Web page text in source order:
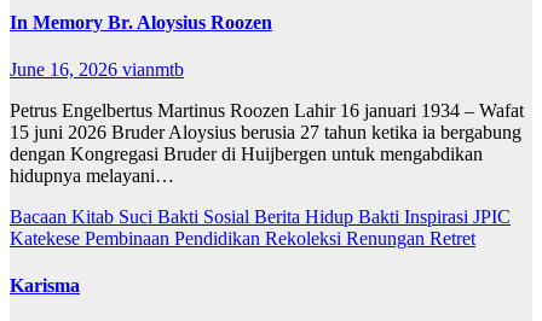
In Memory Br. Aloysius Roozen
June 16, 2026 vianmtb
Petrus Engelbertus Martinus Roozen Lahir 16 januari 1934 – Wafat
15 juni 2026 Bruder Aloysius berusia 27 tahun ketika ia bergabung
dengan Kongregasi Bruder di Huijbergen untuk mengabdikan
hidupnya melayani…
Bacaan Kitab Suci Bakti Sosial Berita Hidup Bakti Inspirasi JPIC
Katekese Pembinaan Pendidikan Rekoleksi Renungan Retret
Karisma